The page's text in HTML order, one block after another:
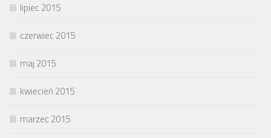
lipiec 2015
czerwiec 2015
maj 2015
kwiecień 2015
marzec 2015